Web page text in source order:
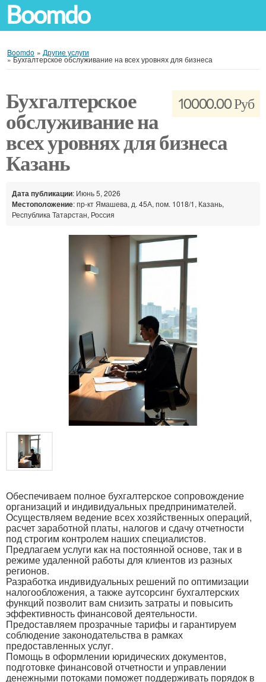
Boomdo
Boomdo » Другие услуги
»Бухгалтерское обслуживание на всех уровнях для бизнеса
10000.00 Руб
Бухгалтерское
обслуживание на
всех уровнях для бизнеса
Казань
Дата публикации: Июнь 5, 2026
Местоположение: пр-кт Ямашева, д. 45А, пом. 1018/1, Казань,
Республика Татарстан, Россия
Обеспечиваем полное бухгалтерское сопровождение
организаций и индивидуальных предпринимателей.
Осуществляем ведение всех хозяйственных операций,
расчет заработной платы, налогов и сдачу отчетности
под строгим контролем наших специалистов.
Предлагаем услуги как на постоянной основе, так и в
режиме удаленной работы для клиентов из разных
регионов.
Разработка индивидуальных решений по оптимизации
налогообложения, а также аутсорсинг бухгалтерских
функций позволит вам снизить затраты и повысить
эффективность финансовой деятельности.
Предоставляем прозрачные тарифы и гарантируем
соблюдение законодательства в рамках
предоставленных услуг.
Помощь в оформлении юридических документов,
подготовке финансовой отчетности и управлении
денежными потоками поможет поддерживать порядок в